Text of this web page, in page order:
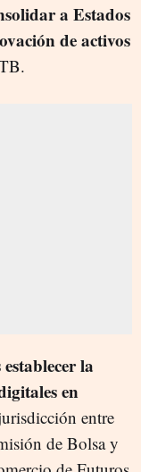
a Estados
de activos
la
en
entre
de Bolsa y